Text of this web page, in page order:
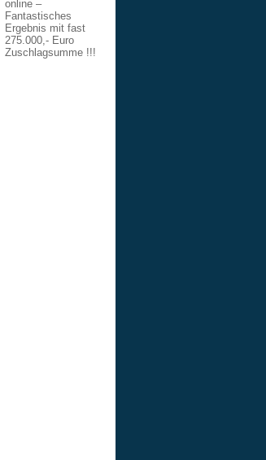
online –
Fantastisches
Ergebnis mit fast
275.000,- Euro
Zuschlagsumme !!!